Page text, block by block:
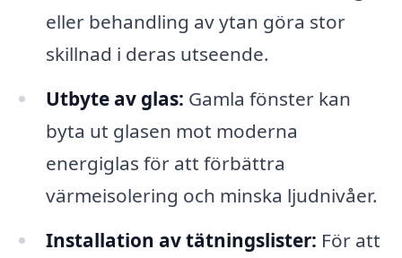
eller behandling av ytan göra stor
skillnad i deras utseende.
Utbyte av glas: Gamla fönster kan
byta ut glasen mot moderna
energiglas för att förbättra
värmeisolering och minska ljudnivåer.
Installation av tätningslister: För att